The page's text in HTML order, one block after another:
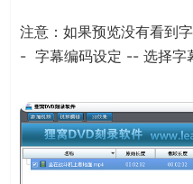
注意：如果预览没有看到
- 字幕编码设定 -- 选择字